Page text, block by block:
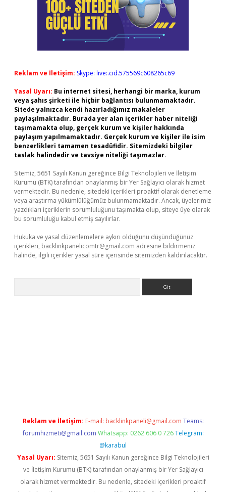
Reklam ve İletişim: Skype: live:.cid.575569c608265c69
Yasal Uyarı: Bu internet sitesi, herhangi bir marka, kurum
veya şahıs şirketi ile hiçbir bağlantısı bulunmamaktadır.
Sitede yalnızca kendi hazırladığımız makaleler
paylaşılmaktadır. Burada yer alan içerikler haber niteliği
taşımamakta olup, gerçek kurum ve kişiler hakkında
paylaşım yapılmamaktadır. Gerçek kurum ve kişiler ile isim
benzerlikleri tamamen tesadüfidir. Sitemizdeki bilgiler
taslak halindedir ve tavsiye niteliği taşımazlar.
Sitemiz, 5651 Sayılı Kanun gereğince Bilgi Teknolojileri ve İletişim
Kurumu (BTK) tarafından onaylanmış bir Yer Sağlayıcı olarak hizmet
vermektedir. Bu nedenle, sitedeki içerikleri proaktif olarak denetleme
veya araştırma yükümlülüğümüz bulunmamaktadır. Ancak, üyelerimiz
yazdıkları içeriklerin sorumluluğunu taşımakta olup, siteye üye olarak
bu sorumluluğu kabul etmiş sayılırlar.
Hukuka ve yasal düzenlemelere aykırı olduğunu düşündüğünüz
içerikleri, backlinkpanelicomtr@gmail.com adresine bildirmeniz
halinde, ilgili içerikler yasal süre içerisinde sitemizden kaldırılacaktır.
Reklam ve İletişim: E-mail: backlinkpaneli@gmail.com Teams:
forumhizmeti@gmail.com Whatsapp: 0262 606 0 726 Telegram:
@karabul
Yasal Uyarı: Sitemiz, 5651 Sayılı Kanun gereğince Bilgi Teknolojileri
ve İletişim Kurumu (BTK) tarafından onaylanmış bir Yer Sağlayıcı
olarak hizmet vermektedir. Bu nedenle, sitedeki içerikleri proaktif